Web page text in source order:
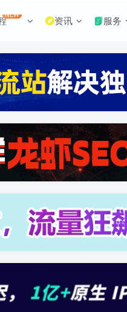
NEW 资讯 服务